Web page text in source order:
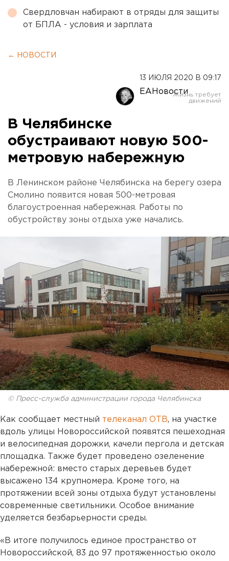
Свердловчан набирают в отряды для защиты
от БПЛА - условия и зарплата
← НОВОСТИ
13 ИЮЛЯ 2020 В 09:17
ЕАНовости
В Челябинске
обустраивают новую 500-
метровую набережную
В Ленинском районе Челябинска на берегу озера
Смолино появится новая 500-метровая
благоустроенная набережная. Работы по
обустройству зоны отдыха уже начались.
© Пресс-служба администрации города Челябинска
Как сообщает местный телеканал ОТВ, на участке
вдоль улицы Новороссийской появятся пешеходная
и велосипедная дорожки, качели пергола и детская
площадка. Также будет проведено озеленение
набережной: вместо старых деревьев будет
высажено 134 крупномера. Кроме того, на
протяжении всей зоны отдыха будут установлены
современные светильники. Особое внимание
уделяется безбарьерности среды.
«В итоге получилось единое пространство от
Новороссийской, 83 до 97 протяженностью около